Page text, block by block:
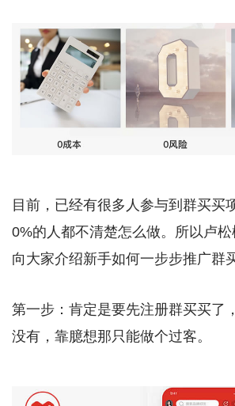
目前，已经有很多人参与到群买买
0%的人都不清楚怎么做。所以卢松
向大家介绍新手如何一步步推广群
第一步：肯定是要先注册群买买了
没有，靠臆想那只能做个过客。